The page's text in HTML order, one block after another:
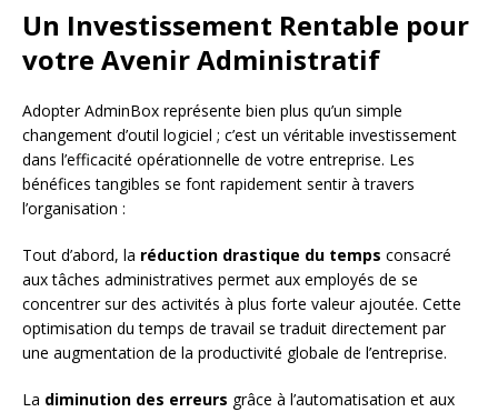
Un Investissement Rentable pour
votre Avenir Administratif
Adopter AdminBox représente bien plus qu’un simple
changement d’outil logiciel ; c’est un véritable investissement
dans l’efficacité opérationnelle de votre entreprise. Les
bénéfices tangibles se font rapidement sentir à travers
l’organisation :
Tout d’abord, la réduction drastique du temps consacré
aux tâches administratives permet aux employés de se
concentrer sur des activités à plus forte valeur ajoutée. Cette
optimisation du temps de travail se traduit directement par
une augmentation de la productivité globale de l’entreprise.
La diminution des erreurs grâce à l’automatisation et aux